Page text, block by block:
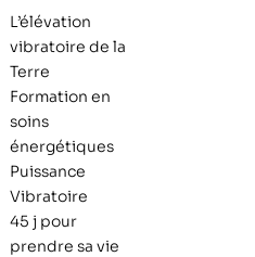
L’élévation
vibratoire de la
Terre
Formation en
soins
énergétiques
Puissance
Vibratoire
45 j pour
prendre sa vie